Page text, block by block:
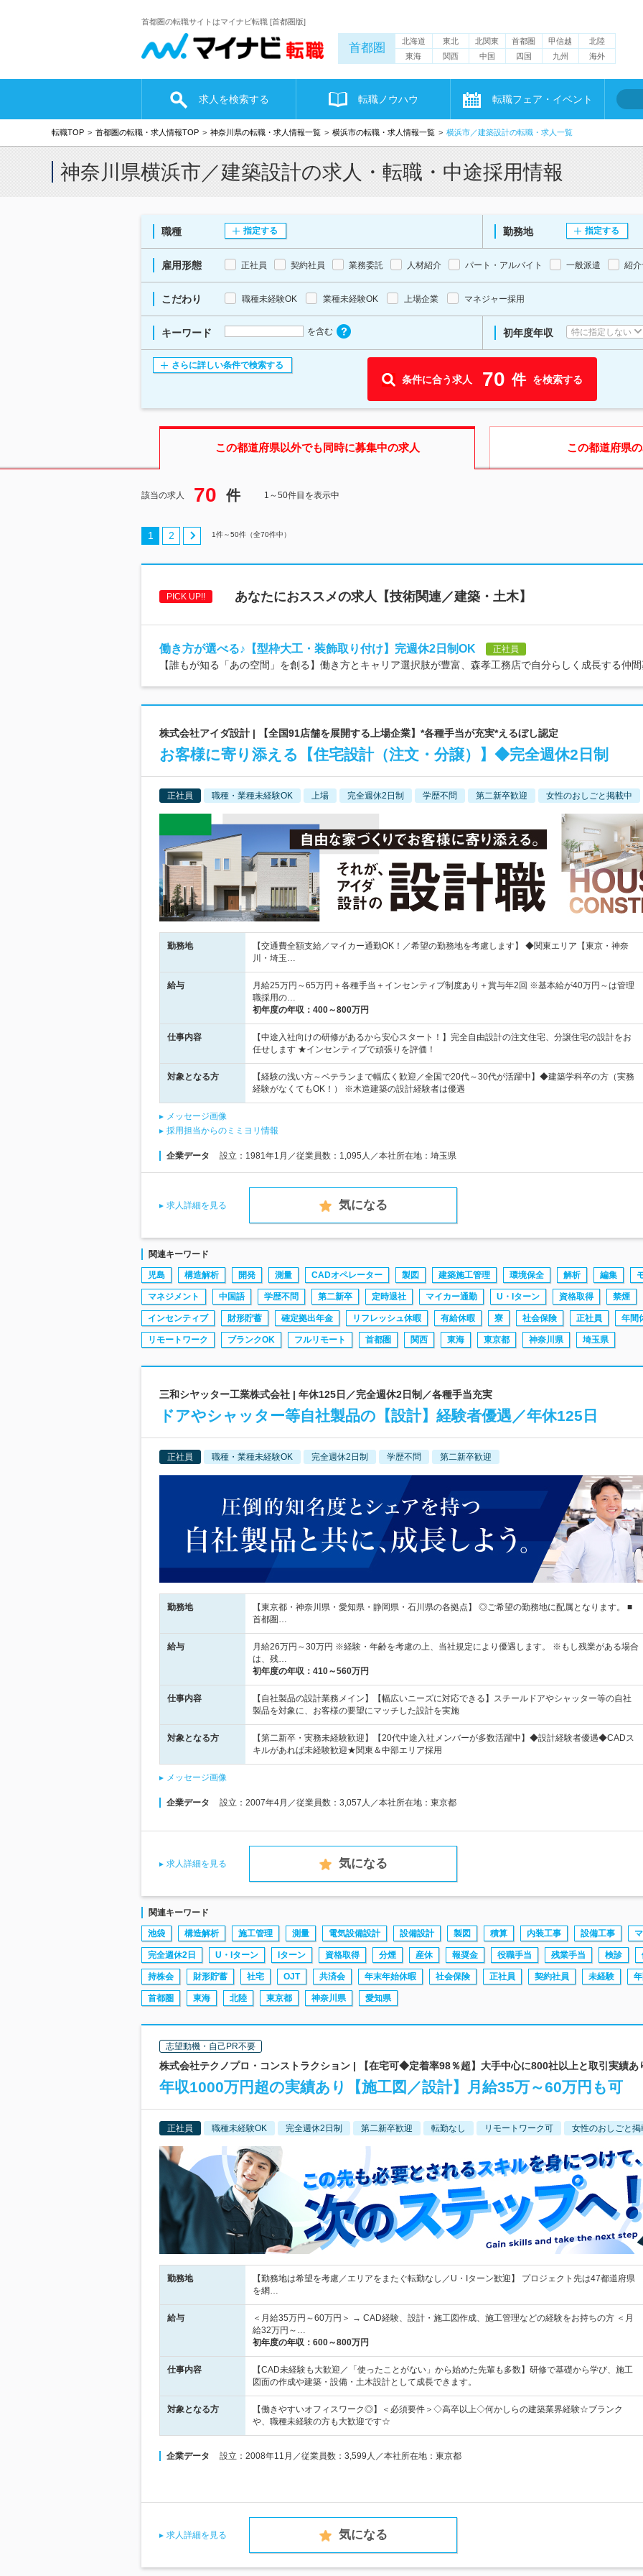
首都圏の転職サイトはマイナビ転職 [首都圏版]
首都圏 北海道 東北 北関東 首都圏 甲信越
北陸
東海
関西 中国 四国 九州 海外
求人を検索する 転職ノウハウ 転職フェア・イベント
転職TOP 首都圏の転職・求人情報TOP 神奈川県の転職・求人情報一覧 横浜市の転職・求人情報一覧 横浜市／建築設計の転職・求人一覧
神奈川県横浜市／建築設計の求人・転職・中途採用情報
職種 指定する 勤務地 指定する
雇用形態 正社員 契約社員 業務委託 人材紹介 パート・アルバイト 一般派遣 紹
こだわり 職種未経験OK 業種未経験OK 上場企業 マネジャー採用
キーワード を含む 初年度年収 特に指定しない
さらに詳しい条件で検索する
条件に合う求人 70 件 を検索する
この都道府県以外でも同時に募集中の求人 この都道府県
該当の求人 70 件 1～50件目を表示中
1 2 1件～50件（全70件中）
PICK UP!! あなたにおススメの求人【技術関連／建築・土木】
働き方が選べる♪【型枠大工・装飾取り付け】完週休2日制OK 正社員
【誰もが知る「あの空間」を創る】働き方とキャリア選択肢が豊富、森孝工務店で自分らしく成長する仲
株式会社アイダ設計 | 【全国91店舗を展開する上場企業】*各種手当が充実*えるぼし認定
お客様に寄り添える【住宅設計（注文・分譲）】◆完全週休2日制
正社員 職種・業種未経験OK 上場 完全週休2日制 学歴不問 第二新卒歓迎 女性のおしごと掲載中
勤務地
【交通費全額支給／マイカー通勤OK！／希望の勤務地を考慮します】 ◆関東エリア【東京・神奈
川・埼玉…
給与
月給25万円～65万円＋各種手当＋インセンティブ制度あり＋賞与年2回 ※基本給が40万円～は管理
職採用の…
初年度の年収： 400～800万円
仕事内容
【中途入社向けの研修があるから安心スタート！】完全自由設計の注文住宅、分譲住宅の設計をお
任せします ★インセンティブで頑張りを評価！
対象となる方
【経験の浅い方～ベテランまで幅広く歓迎／全国で20代～30代が活躍中】◆建築学科卒の方（実務
経験がなくてもOK！） ※木造建築の設計経験者は優遇
メッセージ画像
採用担当からのミミヨリ情報
企業データ 設立：1981年1月／従業員数：1,095人／本社所在地：埼玉県
求人詳細を見る 気になる
関連キーワード
児島 構造解析 開発 測量 CADオペレーター 製図 建築施工管理 環境保全 解析 編集
マネジメント 中国語 学歴不問 第二新卒 定時退社 マイカー通勤 U・Iターン 資格取得 禁煙
インセンティブ 財形貯蓄 確定拠出年金 リフレッシュ休暇 有給休暇 寮 社会保険 正社員 年間
リモートワーク ブランクOK フルリモート 首都圏 関西 東海 東京都 神奈川県 埼玉県
三和シヤッター工業株式会社 | 年休125日／完全週休2日制／各種手当充実
ドアやシャッター等自社製品の【設計】経験者優遇／年休125日
正社員 職種・業種未経験OK 完全週休2日制 学歴不問 第二新卒歓迎
勤務地
【東京都・神奈川県・愛知県・静岡県・石川県の各拠点】 ◎ご希望の勤務地に配属となります。 ■
首都圏…
給与
月給26万円～30万円 ※経験・年齢を考慮の上、当社規定により優遇します。 ※もし残業がある場合
は、残…
初年度の年収： 410～560万円
仕事内容
【自社製品の設計業務メイン】【幅広いニーズに対応できる】スチールドアやシャッター等の自社
製品を対象に、お客様の要望にマッチした設計を実施
対象となる方
【第二新卒・実務未経験歓迎】【20代中途入社メンバーが多数活躍中】◆設計経験者優遇◆CADス
キルがあれば未経験歓迎★関東＆中部エリア採用
メッセージ画像
企業データ 設立：2007年4月／従業員数：3,057人／本社所在地：東京都
求人詳細を見る 気になる
関連キーワード
池袋 構造解析 施工管理 測量 電気設備設計 設備設計 製図 積算 内装工事 設備工事
完全週休2日 U・Iターン Iターン 資格取得 分煙 産休 報奨金 役職手当 残業手当 検診
持株会 財形貯蓄 社宅 OJT 共済会 年末年始休暇 社会保険 正社員 契約社員 未経験
首都圏 東海 北陸 東京都 神奈川県 愛知県
志望動機・自己PR不要
株式会社テクノプロ・コンストラクション | 【在宅可◆定着率98％超】大手中心に800社以上と取引実績あ
年収1000万円超の実績あり【施工図／設計】月給35万～60万円も可
正社員 職種未経験OK 完全週休2日制 第二新卒歓迎 転勤なし リモートワーク可 女性のおしごと掲
勤務地
【勤務地は希望を考慮／エリアをまたぐ転勤なし／U・Iターン歓迎】 プロジェクト先は47都道府県
を網…
給与
＜月給35万円～60万円＞ → CAD経験、設計・施工図作成、施工管理などの経験をお持ちの方 ＜月
給32万円～…
初年度の年収： 600～800万円
仕事内容
【CAD未経験も大歓迎／「使ったことがない」から始めた先輩も多数】研修で基礎から学び、施工
図面の作成や建築・設備・土木設計として成長できます。
対象となる方
【働きやすいオフィスワーク◎】＜必須要件＞◇高卒以上◇何かしらの建築業界経験☆ブランク
や、職種未経験の方も大歓迎です☆
企業データ 設立：2008年11月／従業員数：3,599人／本社所在地：東京都
求人詳細を見る 気になる